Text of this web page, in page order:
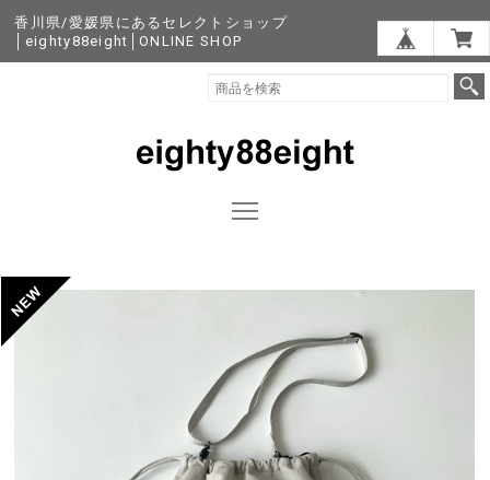
香川県/愛媛県にあるセレクトショップ
│eighty88eight│ONLINE SHOP